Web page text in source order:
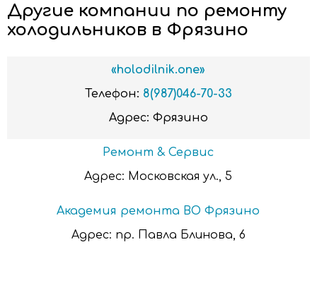
Другие компании по ремонту
холодильников в Фрязино
«holodilnik.one»
Телефон: 8(987)046-70-33
Адрес: Фрязино
Ремонт & Сервис
Адрес: Московская ул., 5
Академия ремонта ВО Фрязино
Адрес: пр. Павла Блинова, 6